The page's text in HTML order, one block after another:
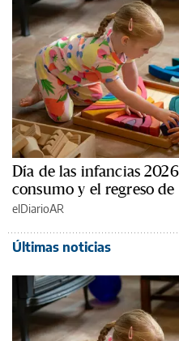
Día de las infancias
consumo y el regreso de
elDiarioAR
Últimas noticias